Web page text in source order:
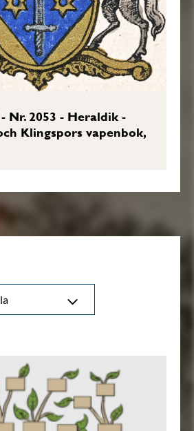
Nr. 2053 - Heraldik -
Klingspors vapenbok,